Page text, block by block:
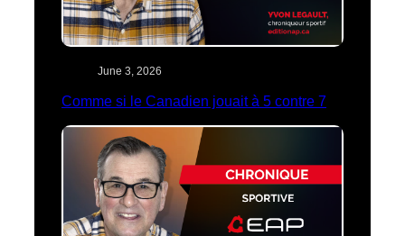
June 3, 2026
Comme si le Canadien jouait à 5 contre 7